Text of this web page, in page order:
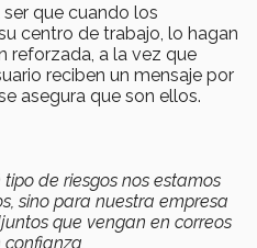
que cuando los
centro de trabajo, lo hagan
reforzada, a la vez que
reciben un mensaje por
asegura que son ellos.
de riesgos nos estamos
sino para nuestra empresa
que vengan en correos